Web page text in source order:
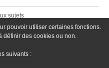
sujets
pouvoir utiliser certaines fonctions.
définir des cookies ou non.
suivants :